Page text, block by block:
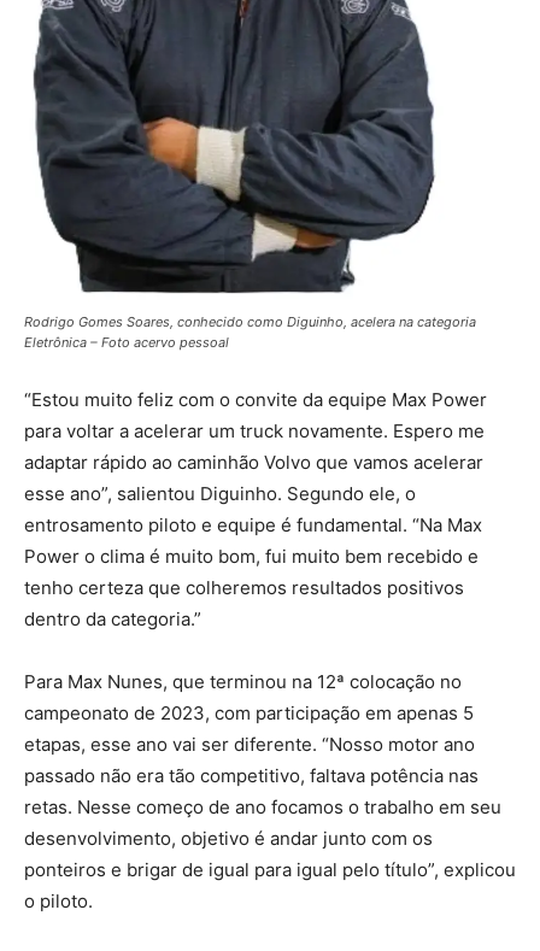
Rodrigo Gomes Soares, conhecido como Diguinho, acelera na categoria
Eletrônica – Foto acervo pessoal
“Estou muito feliz com o convite da equipe Max Power
para voltar a acelerar um truck novamente. Espero me
adaptar rápido ao caminhão Volvo que vamos acelerar
esse ano”, salientou Diguinho. Segundo ele, o
entrosamento piloto e equipe é fundamental. “Na Max
Power o clima é muito bom, fui muito bem recebido e
tenho certeza que colheremos resultados positivos
dentro da categoria.”
Para Max Nunes, que terminou na 12ª colocação no
campeonato de 2023, com participação em apenas 5
etapas, esse ano vai ser diferente. “Nosso motor ano
passado não era tão competitivo, faltava potência nas
retas. Nesse começo de ano focamos o trabalho em seu
desenvolvimento, objetivo é andar junto com os
ponteiros e brigar de igual para igual pelo título”, explicou
o piloto.